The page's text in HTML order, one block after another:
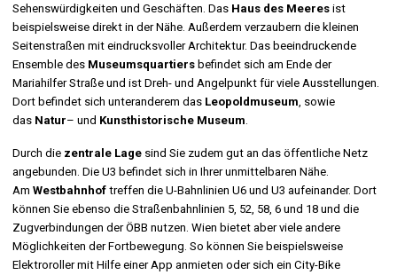
Sehenswürdigkeiten und Geschäften. Das Haus des Meeres ist
beispielsweise direkt in der Nähe. Außerdem verzaubern die kleinen
Seitenstraßen mit eindrucksvoller Architektur. Das beeindruckende
Ensemble des Museumsquartiers befindet sich am Ende der
Mariahilfer Straße und ist Dreh- und Angelpunkt für viele Ausstellungen.
Dort befindet sich unteranderem das Leopoldmuseum , sowie
das Natur– und Kunsthistorische Museum
Durch die zentrale Lage sind Sie zudem gut an das öffentliche Netz
angebunden. Die U3 befindet sich in Ihrer unmittelbaren Nähe.
AmWestbahnhof treffen die U-Bahnlinien U6 und U3 aufeinander. Dort
können Sie ebenso die Straßenbahnlinien 5, 52, 58, 6 und 18 und die
Zugverbindungen der ÖBB nutzen. Wien bietet aber viele andere
Möglichkeiten der Fortbewegung. So können Sie beispielsweise
Elektroroller mit Hilfe einer App anmieten oder sich ein City-Bike